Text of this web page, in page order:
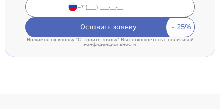
Оставить заявку
Нажимая на кнопку "Оставить заявку" Вы соглашаетесь c политикой
конфиденциальности